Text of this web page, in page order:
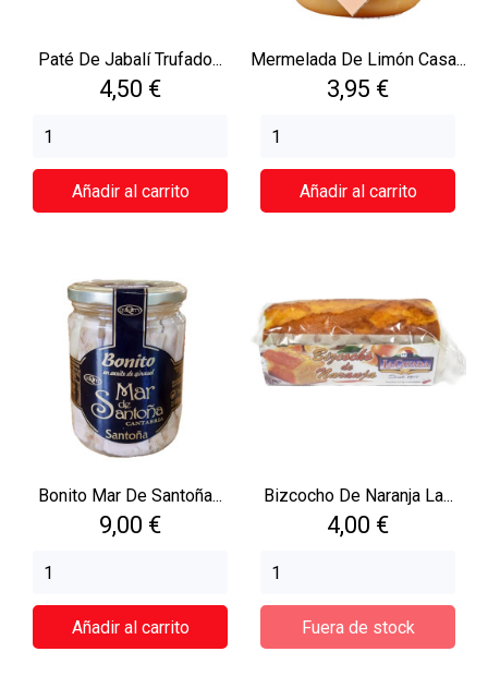
Paté De Jabalí Trufado...
Precio
4,50 €
Añadir al carrito
Mermelada De Limón Casa...
Precio
3,95 €
Añadir al carrito
Bonito Mar De Santoña...
Precio
9,00 €
Añadir al carrito
Bizcocho De Naranja La...
Precio
4,00 €
Fuera de stock